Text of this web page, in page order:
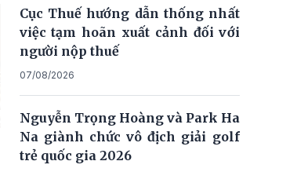
Cục Thuế hướng dẫn thống nhất
việc tạm hoãn xuất cảnh đối với
người nộp thuế
07/08/2026
Nguyễn Trọng Hoàng và Park Ha
Na giành chức vô địch giải golf
trẻ quốc gia 2026